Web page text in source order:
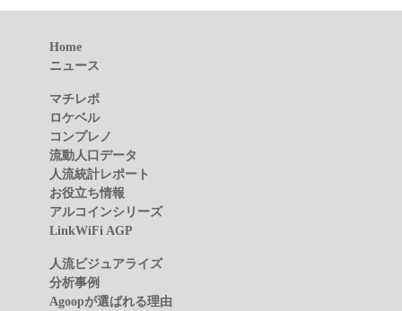
Home
ニュース
マチレポ
ロケベル
コンプレノ
流動人口データ
人流統計レポート
お役立ち情報
アルコインシリーズ
LinkWiFi AGP
人流ビジュアライズ
分析事例
Agoopが選ばれる理由